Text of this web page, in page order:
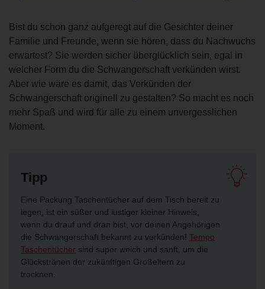
Bist du schon ganz aufgeregt auf die Gesichter deiner
Familie und Freunde, wenn sie hören, dass du Nachwuchs
erwartest? Sie werden sicher überglücklich sein, egal in
welcher Form du die Schwangerschaft verkünden wirst.
Aber wie wäre es damit, das Verkünden der
Schwangerschaft originell zu gestalten? So macht es noch
mehr Spaß und wird für alle zu einem unvergesslichen
Moment.
Tipp
Eine Packung Taschentücher auf dem Tisch bereit zu
legen, ist ein süßer und lustiger kleiner Hinweis,
wenn du drauf und dran bist, vor deinen Angehörigen
die Schwangerschaft bekannt zu verkünden! Tempo
Taschentücher sind super weich und sanft, um die
Glückstränen der zukünftigen Großeltern zu
trocknen.